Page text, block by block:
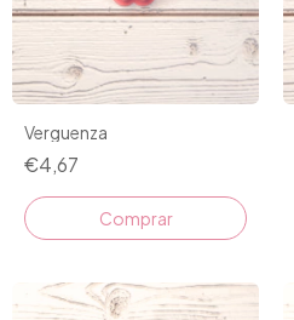
Verguenza
€4,67
Comprar